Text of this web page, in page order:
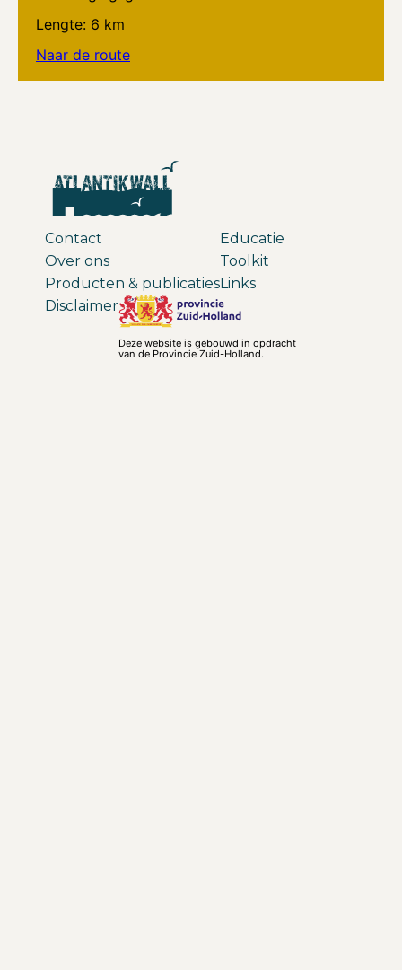
Lengte: 6 km
Naar de route
Contact
Over ons
Producten & publicaties
Educatie
Toolkit
Links
Disclaimer
Deze website is gebouwd in opdracht
van de Provincie Zuid-Holland.